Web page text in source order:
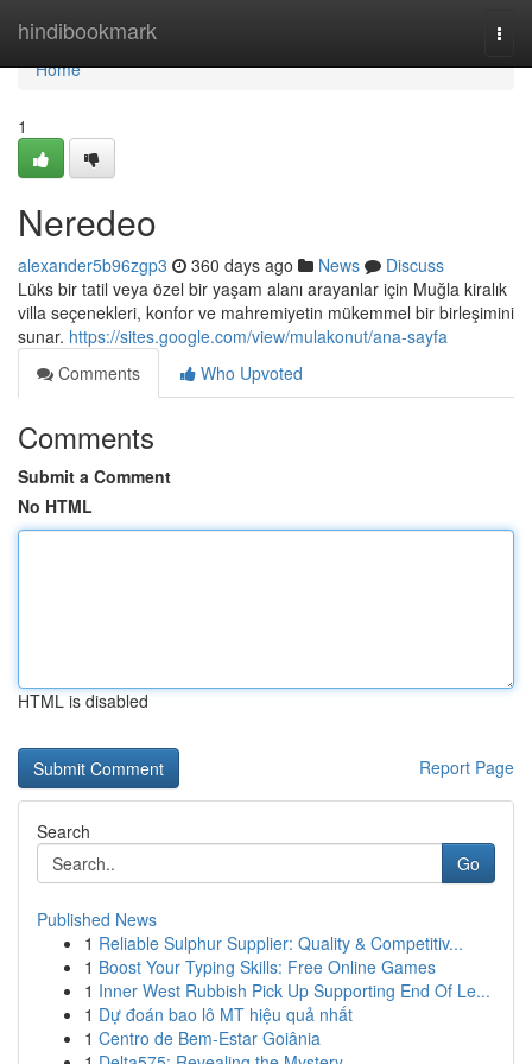
hindibookmark
Home
Home
1
Neredeo
alexander5b96zgp3 360 days ago News
Discuss
Lüks bir tatil veya özel bir yaşam alanı arayanlar için Muğla kiralık
villa seçenekleri, konfor ve mahremiyetin mükemmel bir birleşimini
sunar. https://sites.google.com/view/mulakonut/ana-sayfa
Comments
Who Upvoted
Comments
Submit a Comment
No HTML
HTML is disabled
Report Page
Search
Go
Published News
1 Reliable Sulphur Supplier: Quality & Competitiv...
1 Boost Your Typing Skills: Free Online Games
1 Inner West Rubbish Pick Up Supporting End Of Le...
1 Dự đoán bao lô MT hiệu quả nhất
1 Centro de Bem-Estar Goiânia